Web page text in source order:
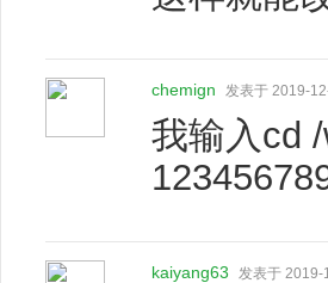
chemign 发表于 2019-
我输入cd
kaiyang63 发表于 2019-